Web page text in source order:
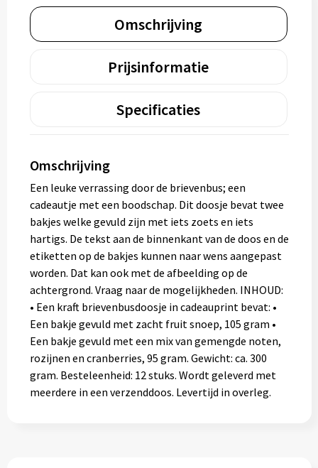
Omschrijving
Prijsinformatie
Specificaties
Omschrijving
Een leuke verrassing door de brievenbus; een
cadeautje met een boodschap. Dit doosje bevat twee
bakjes welke gevuld zijn met iets zoets en iets
hartigs. De tekst aan de binnenkant van de doos en de
etiketten op de bakjes kunnen naar wens aangepast
worden. Dat kan ook met de afbeelding op de
achtergrond. Vraag naar de mogelijkheden. INHOUD:
• Een kraft brievenbusdoosje in cadeauprint bevat: •
Een bakje gevuld met zacht fruit snoep, 105 gram •
Een bakje gevuld met een mix van gemengde noten,
rozijnen en cranberries, 95 gram. Gewicht: ca. 300
gram. Besteleenheid: 12 stuks. Wordt geleverd met
meerdere in een verzenddoos. Levertijd in overleg.